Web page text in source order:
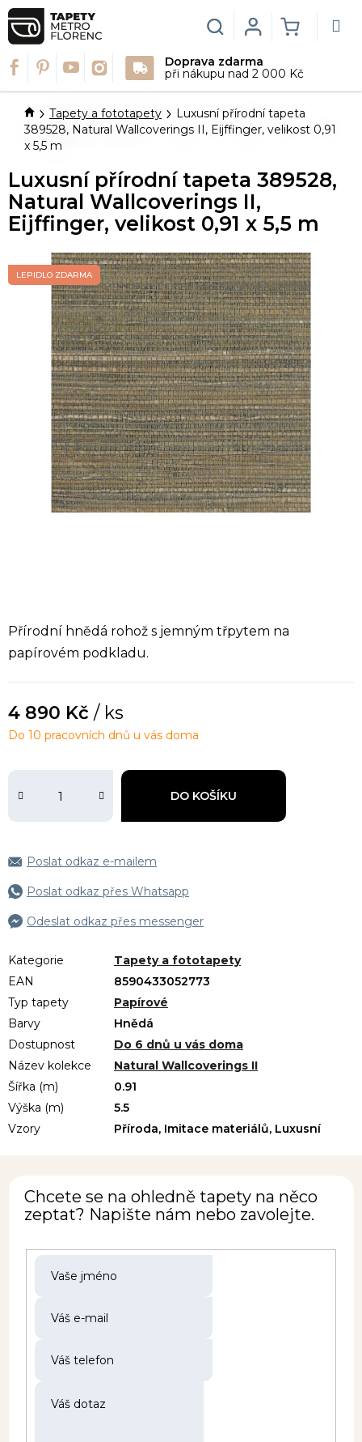
Přejít
na
obsah
Doprava zdarma
při nákupu nad 2 000 Kč
Hledat
KOŠÍK
Login
DomůTapety a fototapety
Luxusní přírodní tapeta
389528, Natural Wallcoverings II, Eijffinger, velikost 0,91
x 5,5 m
Přírodní hnědá rohož s jemným třpytem na
papírovém podkladu.
4 890 Kč / ks
DO KOŠÍKU
Do 10 pracovních dnů u vás doma
Poslat odkaz e-mailem
Poslat odkaz přes Whatsapp
Odeslat odkaz přes messenger
Kategorie
Tapety a fototapety
EAN
8590433052773
Typ tapety
Papírové
Barvy
Hnědá
Dostupnost
Do 6 dnů u vás doma
Název kolekce
Natural Wallcoverings II
Šířka (m)
0.91
Výška (m)
5.5
Vzory
Příroda, Imitace materiálů, Luxusní
Luxusní přírodní tapeta 389528,
Natural Wallcoverings II,
Eijffinger, velikost 0,91 x 5,5 m
LEPIDLO ZDARMA
Chcete se na ohledně tapety na něco
zeptat? Napište nám nebo zavolejte.